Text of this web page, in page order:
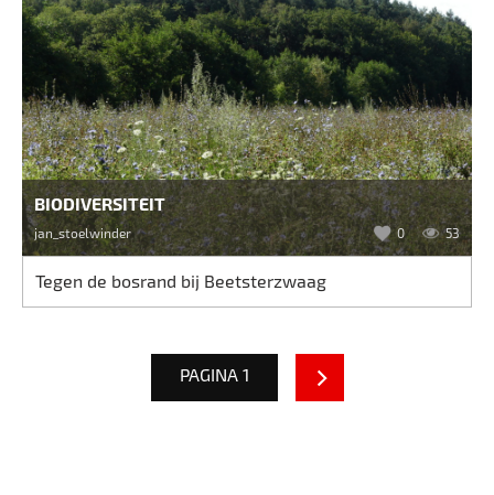
BIODIVERSITEIT
jan_stoelwinder 0 53
Tegen de bosrand bij Beetsterzwaag
PAGINA 1